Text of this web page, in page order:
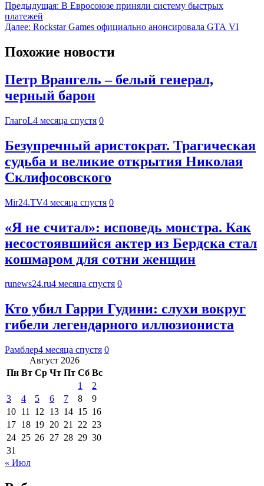
Предыдущая: В Евросоюзе приняли систему быстрых
платежей
Далее: Rockstar Games официально анонсировала GTA VI
Похожие новости
Петр Врангель – белый генерал,
черный барон
ГлагоL4 месяца спустя 0
Безупречный аристократ. Трагическая
судьба и великие открытия Николая
Склифосовского
Mir24.TV4 месяца спустя 0
«Я не считал»: исповедь монстра. Как
несостоявшийся актер из Бердска стал
кошмаром для сотни женщин
runews24.ru4 месяца спустя 0
Кто убил Гарри Гудини: слухи вокруг
гибели легендарного иллюзиониста
Рамблер4 месяца спустя 0
Август 2026
Пн Вт Ср Чт Пт Сб Вс
1
2
3
4 5 6 7 8
9
10 11 12 13 14 15 16
17 18 19 20 21 22 23
24 25 26 27 28 29 30
31
« Июл